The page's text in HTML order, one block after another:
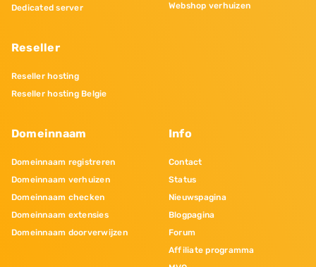
Dedicated server
Reseller
Reseller hosting
Reseller hosting Belgie
Webshop verhuizen
Domeinnaam
Domeinnaam registreren
Domeinnaam verhuizen
Domeinnaam checken
Domeinnaam extensies
Domeinnaam doorverwijzen
Info
Contact
Status
Nieuwspagina
Blogpagina
Forum
Affiliate programma